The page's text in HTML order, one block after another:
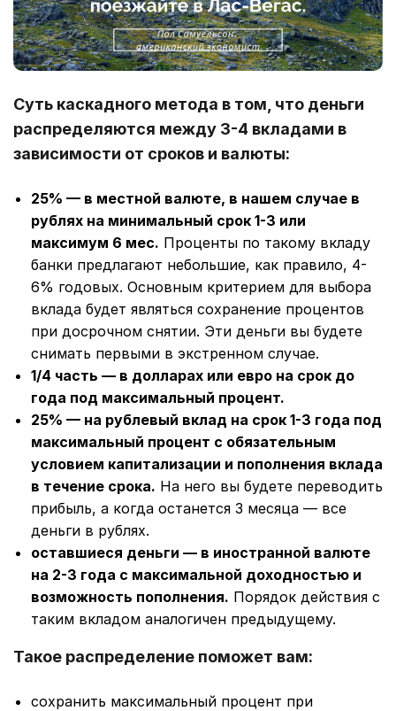
Суть каскадного метода в том, что деньги
распределяются между 3-4 вкладами в
зависимости от сроков и валюты:
25% — в местной валюте, в нашем случае в
рублях на минимальный срок 1-3 или
максимум 6 мес. Проценты по такому вкладу
банки предлагают небольшие, как правило, 4-
6% годовых. Основным критерием для выбора
вклада будет являться сохранение процентов
при досрочном снятии. Эти деньги вы будете
снимать первыми в экстренном случае.
1/4 часть — в долларах или евро на срок до
года под максимальный процент.
25% — на рублевый вклад на срок 1-3 года под
максимальный процент с обязательным
условием капитализации и пополнения вклада
в течение срока. На него вы будете переводить
прибыль, а когда останется 3 месяца — все
деньги в рублях.
оставшиеся деньги — в иностранной валюте
на 2-3 года с максимальной доходностью и
возможность пополнения. Порядок действия с
таким вкладом аналогичен предыдущему.
Такое распределение поможет вам:
сохранить максимальный процент при